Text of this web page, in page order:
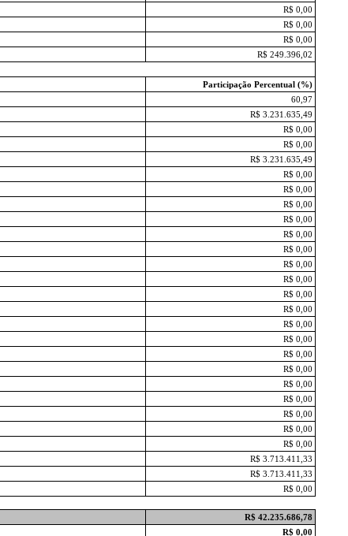
R$ 0,00
R$ 0,00
R$ 0,00
R$ 249.396,02
Participação Percentual (%)
60,97
R$ 3.231.635,49
R$ 0,00
R$ 0,00
R$ 3.231.635,49
R$ 0,00
R$ 0,00
R$ 0,00
R$ 0,00
R$ 0,00
R$ 0,00
R$ 0,00
R$ 0,00
R$ 0,00
R$ 0,00
R$ 0,00
R$ 0,00
R$ 0,00
R$ 0,00
R$ 0,00
R$ 0,00
R$ 0,00
R$ 0,00
R$ 0,00
R$ 3.713.411,33
R$ 3.713.411,33
R$ 0,00
R$ 42.235.686,78
R$ 0,00